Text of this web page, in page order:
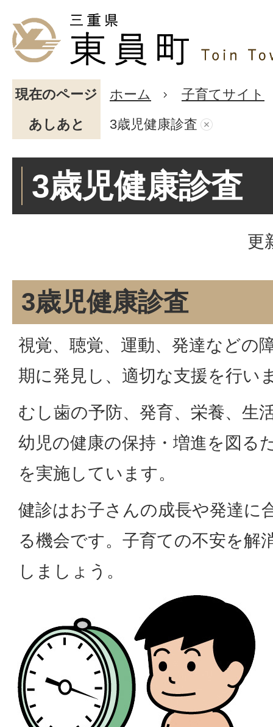
現在のページ ホーム
子育てサイト
あしあと
3歳児健康診査
3歳児健康診査
更
3歳児健康診査
視覚、聴覚、運動、発達などの
期に発見し、適切な支援を行い
むし歯の予防、発育、栄養、生
幼児の健康の保持・増進を図る
を実施しています。
健診はお子さんの成長や発達に
る機会です。子育ての不安を解
しましょう。